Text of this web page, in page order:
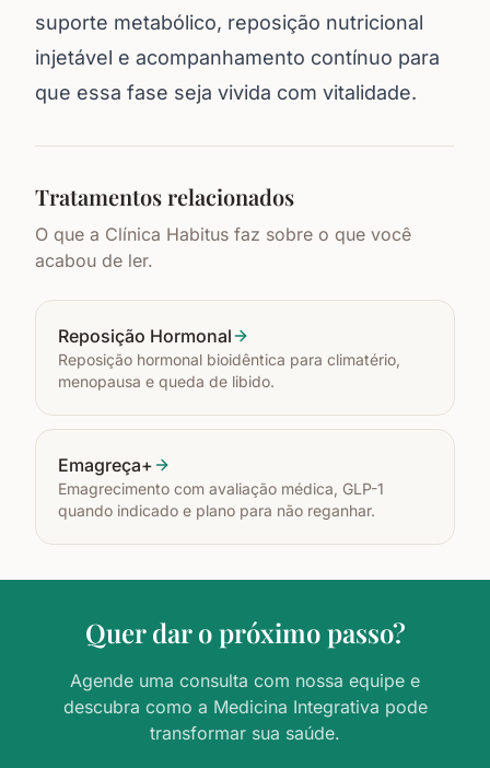
suporte metabólico, reposição nutricional
injetável e acompanhamento contínuo para
que essa fase seja vivida com vitalidade.
Tratamentos relacionados
O que a Clínica Habitus faz sobre o que você
acabou de ler.
Reposição Hormonal
Reposição hormonal bioidêntica para climatério,
menopausa e queda de libido.
Emagreça+
Emagrecimento com avaliação médica, GLP-1
quando indicado e plano para não reganhar.
Quer dar o próximo passo?
Agende uma consulta com nossa equipe e
descubra como a Medicina Integrativa pode
transformar sua saúde.